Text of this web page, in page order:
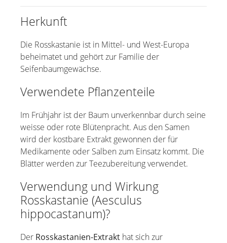
Lavendel
Malve
Mäusedorn
Melisse
Nachtkerzenöl
Physalis
Rosskastanie
Rotes Weinlaub
Sacha Inchi Öl
Salbei
Sanddorn / Sanddornfruchtfleischöl
Sandelholz
Schwarzkümmelöl
Spirulina
Herkunft
Die Rosskastanie ist in Mittel- und West-Europa
beheimatet und gehört zur Familie der
Seifenbaumgewächse.
Verwendete Pflanzenteile
Im Frühjahr ist der Baum unverkennbar durch seine
weisse oder rote Blütenpracht. Aus den Samen
wird der kostbare Extrakt gewonnen der für
Medikamente oder Salben zum Einsatz kommt. Die
Blätter werden zur Teezubereitung verwendet.
Verwendung und Wirkung
Rosskastanie (Aesculus
hippocastanum)?
Der Rosskastanien-Extrakt hat sich zur